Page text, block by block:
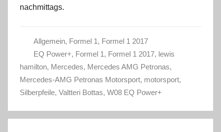
nachmittags.
Allgemein, Formel 1, Formel 1 2017
EQ Power+, Formel 1, Formel 1 2017, lewis
hamilton, Mercedes, Mercedes AMG Petronas,
Mercedes-AMG Petronas Motorsport, motorsport,
Silberpfeile, Valtteri Bottas, W08 EQ Power+